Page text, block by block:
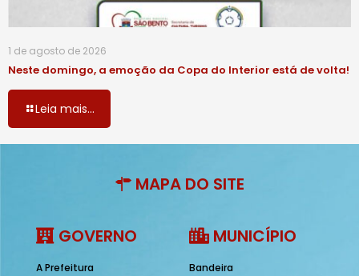
1 de agosto de 2026
Neste domingo, a emoção da Copa do Interior está de volta!
Leia mais...
MAPA DO SITE
GOVERNO
A Prefeitura
MUNICÍPIO
Bandeira